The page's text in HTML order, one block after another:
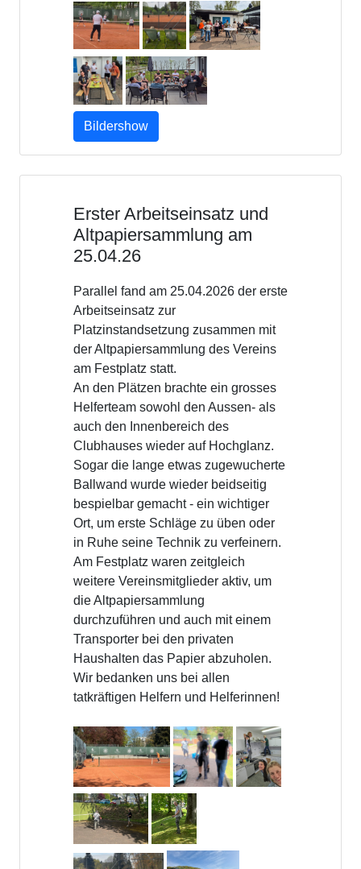
Bildershow
Erster Arbeitseinsatz und
Altpapiersammlung am
25.04.26
Parallel fand am 25.04.2026 der erste
Arbeitseinsatz zur
Platzinstandsetzung zusammen mit
der Altpapiersammlung des Vereins
am Festplatz statt.
An den Plätzen brachte ein grosses
Helferteam sowohl den Aussen- als
auch den Innenbereich des
Clubhauses wieder auf Hochglanz.
Sogar die lange etwas zugewucherte
Ballwand wurde wieder beidseitig
bespielbar gemacht - ein wichtiger
Ort, um erste Schläge zu üben oder
in Ruhe seine Technik zu verfeinern.
Am Festplatz waren zeitgleich
weitere Vereinsmitglieder aktiv, um
die Altpapiersammlung
durchzuführen und auch mit einem
Transporter bei den privaten
Haushalten das Papier abzuholen.
Wir bedanken uns bei allen
tatkräftigen Helfern und Helferinnen!